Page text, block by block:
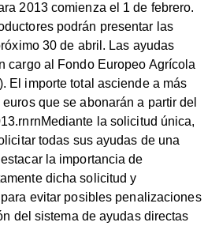
2013 comienza el 1 de febrero.
podrán presentar las
30 de abril. Las ayudas
cargo al Fondo Europeo Agrícola
El importe total asciende a más
que se abonarán a partir del
la solicitud única,
todas sus ayudas de una
la importancia de
dicha solicitud y
evitar posibles penalizaciones
del sistema de ayudas directas